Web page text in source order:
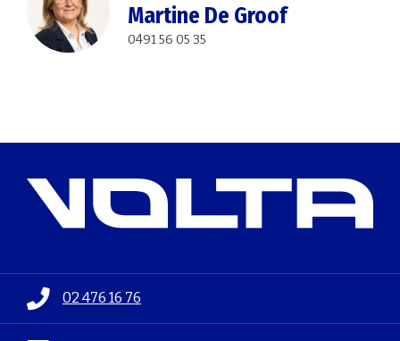
Martine De Groof
0491 56 05 35
02 476 16 76